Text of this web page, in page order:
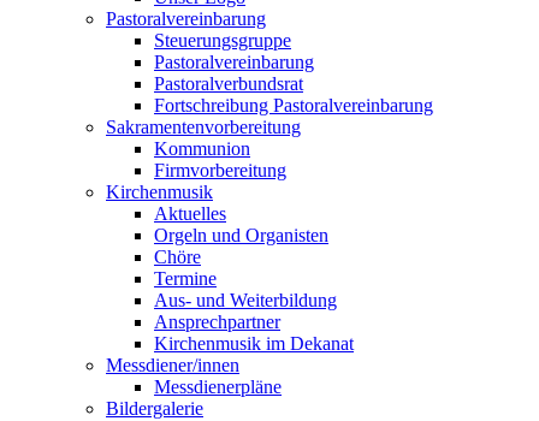
Pastoralvereinbarung
Steuerungsgruppe
Pastoralvereinbarung
Pastoralverbundsrat
Fortschreibung Pastoralvereinbarung
Sakramentenvorbereitung
Kommunion
Firmvorbereitung
Kirchenmusik
Aktuelles
Orgeln und Organisten
Chöre
Termine
Aus- und Weiterbildung
Ansprechpartner
Kirchenmusik im Dekanat
Messdiener/innen
Messdienerpläne
Bildergalerie